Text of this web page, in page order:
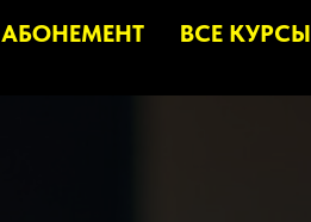
АБОНЕМЕНТ ВСЕ КУРСЫ